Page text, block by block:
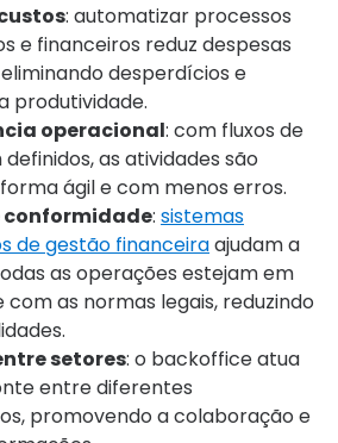
: automatizar processos
e financeiros reduz despesas
desperdícios e
produtividade.
operacional: com fluxos de
as atividades são
ágil e com menos erros.
conformidade: sistemas
de gestão financeiraajudam a
as operações estejam em
as normas legais, reduzindo
setores: o backoffice atua
entre diferentes
promovendo a colaboração e